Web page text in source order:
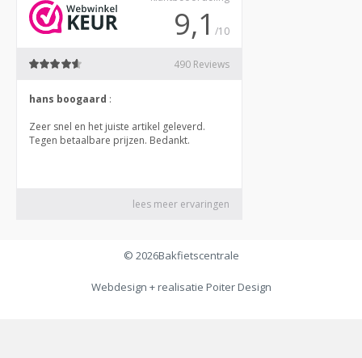
© 2026Bakfietscentrale
Webdesign + realisatie Poiter Design